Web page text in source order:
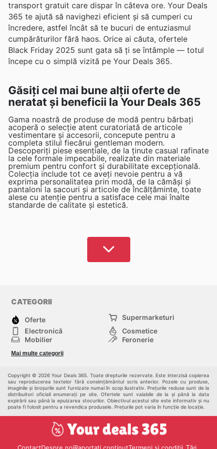
transport gratuit care dispar în câteva ore. Your Deals
365 te ajută să navighezi eficient și să cumperi cu
încredere, astfel încât să te bucuri de entuziasmul
cumpărăturilor fără haos. Orice ai căuta, ofertele
Black Friday 2025 sunt gata să ți se întâmple — totul
începe cu o simplă vizită pe Your Deals 365.
Găsiți cel mai bune alții oferte de
neratat și beneficii la Your Deals 365
Gama noastră de produse de modă pentru bărbați
acoperă o selecție atent curatoriată de articole
vestimentare și accesorii, concepute pentru a
completa stilul fiecărui gentleman modern.
Descoperiți piese esențiale, de la ținute casual rafinate
la cele formale impecabile, realizate din materiale
premium pentru confort și durabilitate excepțională.
Colecția include tot ce aveți nevoie pentru a vă
exprima personalitatea prin modă, de la cămăși și
pantaloni la sacouri și articole de încălțăminte, toate
alese cu atenție pentru a satisface cele mai înalte
standarde de calitate și estetică.
CATEGORII
Oferte
Supermarketuri
Electronică
Cosmetice
Mobilier
Feronerie
Copii
Mai multe categorii
Copyright © 2026 Your Deals 365. Toate drepturile rezervate. Este interzisă copierea
sau reproducerea textelor fără consimțământul scris anterior. Pozele cu produse,
imaginile și broșurile sunt furnizate numai în scop ilustrativ. Prețurile reduse sunt de la
distribuitori oficiali enumerați pe site. Ofertele sunt valabile de la și până la data
expirării sau până la epuizarea stocurilor. Obiectivul acestui site este informativ și nu
poate fi folosit pentru a revendica produsele. Prețurile pot varia în funcție de locație.